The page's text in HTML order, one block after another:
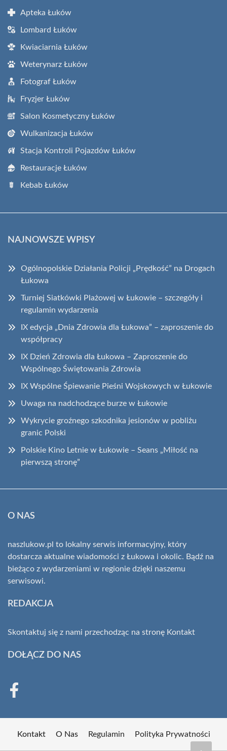
Apteka Łuków
Lombard Łuków
Kwiaciarnia Łuków
Weterynarz Łuków
Fotograf Łuków
Fryzjer Łuków
Salon Kosmetyczny Łuków
Wulkanizacja Łuków
Stacja Kontroli Pojazdów Łuków
Restauracje Łuków
Kebab Łuków
NAJNOWSZE WPISY
Ogólnopolskie Działania Policji „Prędkość” na Drogach
Łukowa
Turniej Siatkówki Plażowej w Łukowie – szczegóły i
regulamin wydarzenia
IX edycja „Dnia Zdrowia dla Łukowa” – zaproszenie do
współpracy
IX Dzień Zdrowia dla Łukowa – Zaproszenie do
Wspólnego Świętowania Zdrowia
IX Wspólne Śpiewanie Pieśni Wojskowych w Łukowie
Uwaga na nadchodzące burze w Łukowie
Wykrycie groźnego szkodnika jesionów w pobliżu
granic Polski
Polskie Kino Letnie w Łukowie – Seans „Miłość na
pierwszą stronę”
O NAS
naszlukow.pl to lokalny serwis informacyjny, który
dostarcza aktualne wiadomości z Łukowa i okolic. Bądź na
bieżąco z wydarzeniami w regionie dzięki naszemu
serwisowi.
REDAKCJA
Skontaktuj się z nami przechodząc na stronę Kontakt
DOŁĄCZ DO NAS
Kontakt O Nas Regulamin Polityka Prywatności